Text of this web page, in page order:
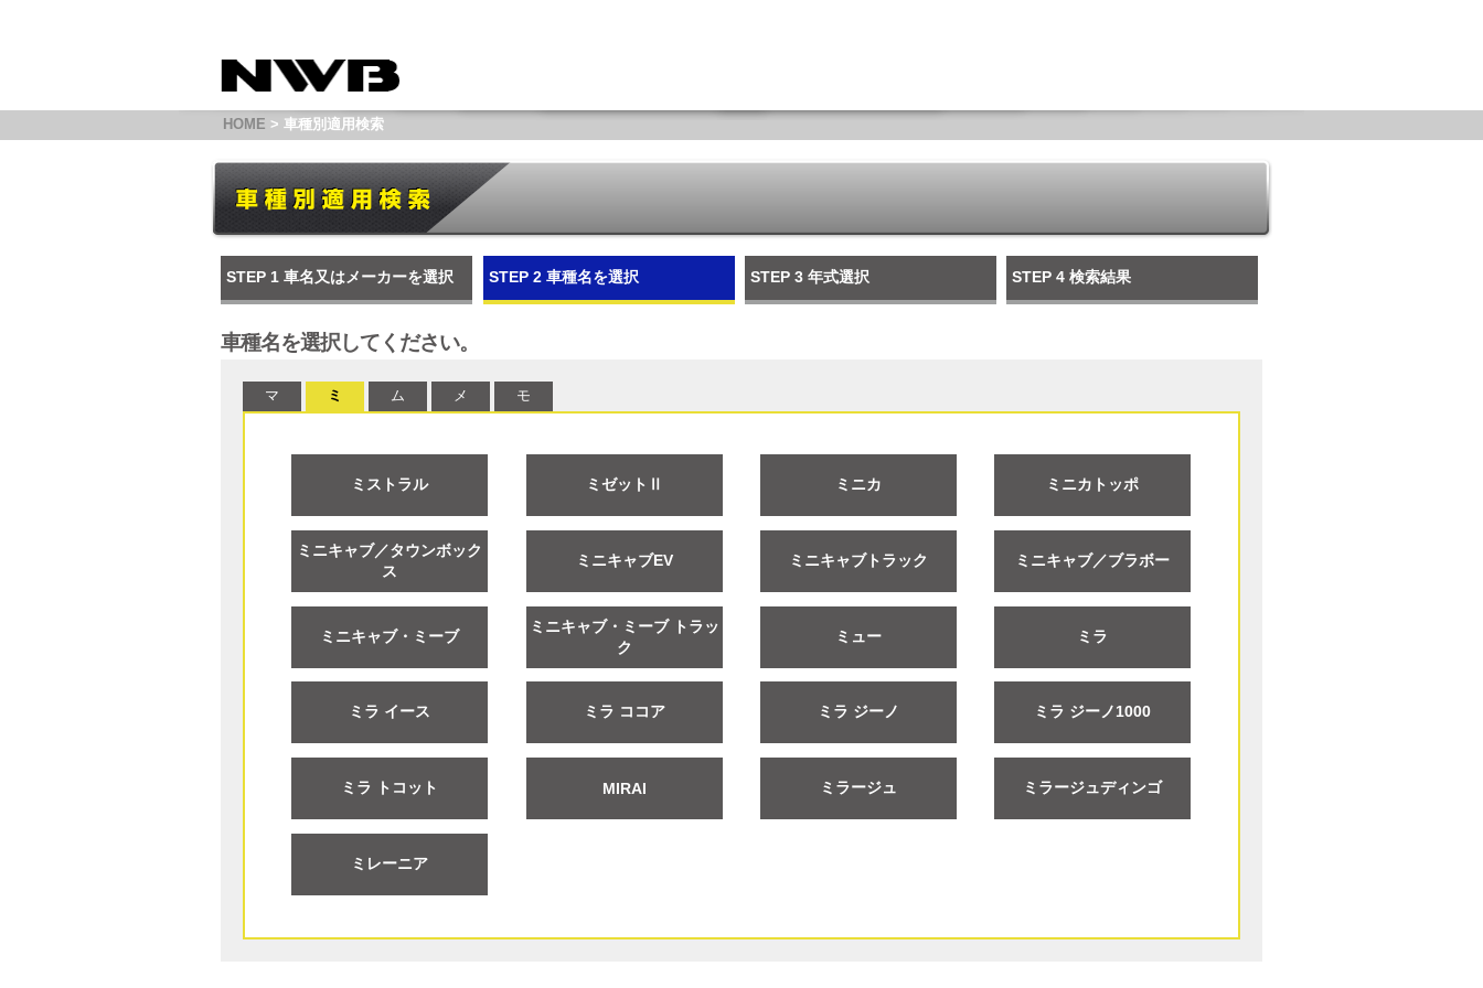
HOME > 車種別適用検索
STEP 1車名又はメーカーを選択 STEP 2 車種名を選択 STEP 3 年式選択 STEP 4検索結果
車種名を選択してください。
マ ミ ム メ モ
ミストラル ミゼットⅡ ミニカ ミニカトッポ
ミニキャブ／タウンボック
ス
ミニキャブEV ミニキャブトラック ミニキャブ／ブラボー
ミニキャブ・ミーブ
ミニキャブ・ミーブ トラッ
ク
ミュー ミラ
ミラ イース ミラ ココア ミラ ジーノ ミラ ジーノ1000
ミラ トコット MIRAI ミラージュ ミラージュディンゴ
ミレーニア